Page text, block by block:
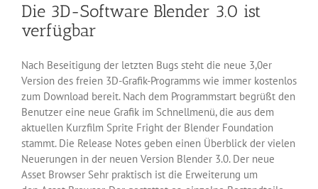
Die 3D-Software Blender 3.0 ist
verfügbar
Nach Beseitigung der letzten Bugs steht die neue 3,0er
Version des freien 3D-Grafik-Programms wie immer kostenlos
zum Download bereit. Nach dem Programmstart begrüßt den
Benutzer eine neue Grafik im Schnellmenü, die aus dem
aktuellen Kurzfilm Sprite Fright der Blender Foundation
stammt. Die Release Notes geben einen Überblick der vielen
Neuerungen in der neuen Version Blender 3.0. Der neue
Asset Browser Sehr praktisch ist die Erweiterung um